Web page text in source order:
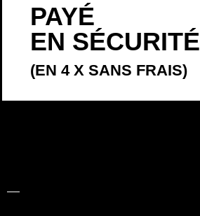
PAYÉ
EN SÉCURITÉ
(EN 4 X SANS FRAIS)